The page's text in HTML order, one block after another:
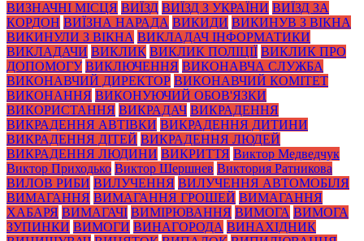
ВИЗНАЧНІ МІСЦЯ ВИЇЗД ВИЇЗД З УКРАЇНИ ВИЇЗД ЗА
КОРДОН ВИЇЗНА НАРАДА ВИКИДИ ВИКИНУВ З ВІКНА
ВИКИНУЛИ З ВІКНА ВИКЛАДАЧ ІНФОРМАТИКИ
ВИКЛАДАЧИ ВИКЛИК ВИКЛИК ПОЛІЦІЇ ВИКЛИК ПРО
ДОПОМОГУ ВИКЛЮЧЕННЯ ВИКОНАВЧА СЛУЖБА
ВИКОНАВЧИЙ ДИРЕКТОР ВИКОНАВЧИЙ КОМІТЕТ
ВИКОНАННЯ ВИКОНУЮЧИЙ ОБОВ'ЯЗКИ
ВИКОРИСТАННЯ ВИКРАДАЧ ВИКРАДЕННЯ
ВИКРАДЕННЯ АВТІВКИ ВИКРАДЕННЯ ДИТИНИ
ВИКРАДЕННЯ ДІТЕЙ ВИКРАДЕННЯ ЛЮДЕЙ
ВИКРАДЕННЯ ЛЮДИНИ ВИКРИТТЯ Виктор Медведчук
Виктор Приходько Виктор Шершнев Виктория Ратникова
ВИЛОВ РИБИ ВИЛУЧЕННЯ ВИЛУЧЕННЯ АВТОМОБІЛЯ
ВИМАГАННЯ ВИМАГАННЯ ГРОШЕЙ ВИМАГАННЯ
ХАБАРЯ ВИМАГАЧІ ВИМІРЮВАННЯ ВИМОГА ВИМОГА
ЗУПИНКИ ВИМОГИ ВИНАГОРОДА ВИНАХІДНИК